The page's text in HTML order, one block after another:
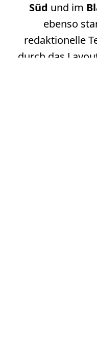
Süd und im
ebenso
redaktionelle
durch das